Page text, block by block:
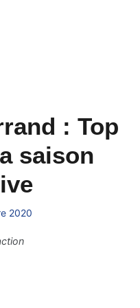
: Top
saison
2020